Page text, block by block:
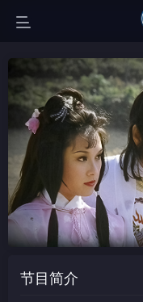
节目简介